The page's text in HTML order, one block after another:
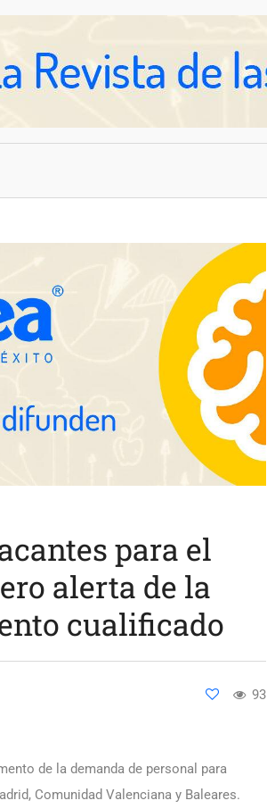
para el
alerta de la
cualificado
93
de la demanda de personal para
Comunidad Valenciana y Baleares.